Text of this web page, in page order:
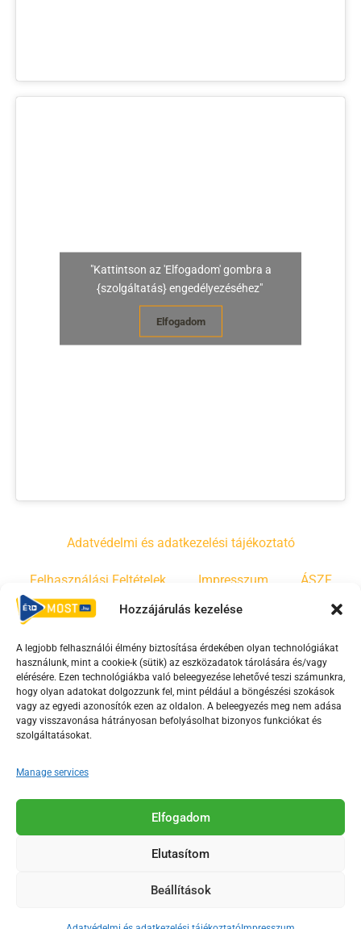
Hozzájárulás kezelése
A legjobb felhasználói élmény biztosítása érdekében olyan technológiákat
használunk, mint a cookie-k (sütik) az eszközadatok tárolására és/vagy
elérésére. Ezen technológiákba való beleegyezése lehetővé teszi számunkra,
hogy olyan adatokat dolgozzunk fel, mint például a böngészési szokások
vagy az egyedi azonosítók ezen az oldalon. A beleegyezés meg nem adása
vagy visszavonása hátrányosan befolyásolhat bizonyos funkciókat és
szolgáltatásokat.
Manage services
Elfogadom
Elutasítom
Beállítások
"Kattintson az 'Elfogadom' gombra a
{szolgáltatás} engedélyezéséhez"
Elfogadom
Adatvédelmi és adatkezelési tájékoztató
Felhasználási Feltételek Impresszum ÁSZF
Irányelvek Moderálási szabályzat
F
a
c
e
o
o
-
Y
o
u
t
b
e
s
r
T
i
k
Az Érd Média médiaszolgáltatási tevékenységét a
Médiatanács a Magyar Média Mecenatúra program
2018-2026. © Minden jog fenntartva, Érd Megyei Jogú Város